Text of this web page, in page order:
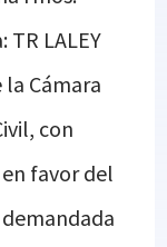
TR LALEY
la Cámara
con
favor del